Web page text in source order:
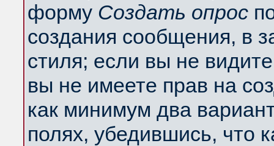
форму Создать опрос
создания сообщения, в
стиля; если вы не
вы не имеете прав на
как минимум два
полях, убедившись, что